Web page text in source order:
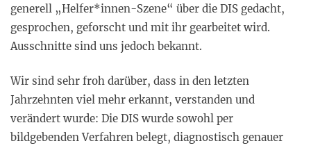
generell „Helfer*innen-Szene“ über die DIS gedacht,
gesprochen, geforscht und mit ihr gearbeitet wird.
Ausschnitte sind uns jedoch bekannt.
Wir sind sehr froh darüber, dass in den letzten
Jahrzehnten viel mehr erkannt, verstanden und
verändert wurde: Die DIS wurde sowohl per
bildgebenden Verfahren belegt, diagnostisch genauer